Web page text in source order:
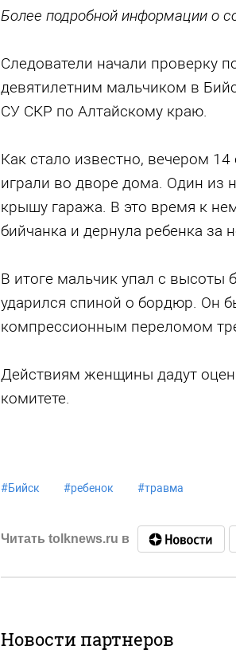
Более подробной информации о
Следователи начали проверку
девятилетним мальчиком в
СУ СКР по Алтайскому краю.
Как стало известно, вечером
играли во дворе дома. Один из
крышу гаража. В это время к
бийчанка и дернула ребенка за
В итоге мальчик упал с высоты
ударился спиной о бордюр. Он
компрессионным переломом
Действиям женщины дадут
комитете.
#Бийск #ребенок #травма
Читать tolknews.ru в
Новости партнеров